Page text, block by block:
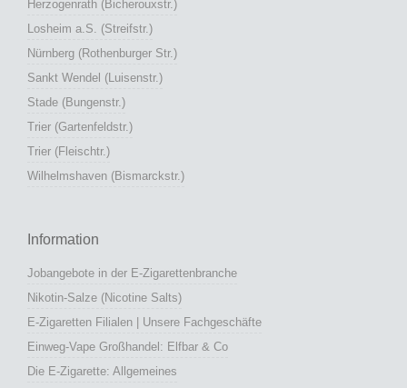
Herzogenrath (Bicherouxstr.)
Losheim a.S. (Streifstr.)
Nürnberg (Rothenburger Str.)
Sankt Wendel (Luisenstr.)
Stade (Bungenstr.)
Trier (Gartenfeldstr.)
Trier (Fleischtr.)
Wilhelmshaven (Bismarckstr.)
Information
Jobangebote in der E-Zigarettenbranche
Nikotin-Salze (Nicotine Salts)
E-Zigaretten Filialen | Unsere Fachgeschäfte
Einweg-Vape Großhandel: Elfbar & Co
Die E-Zigarette: Allgemeines